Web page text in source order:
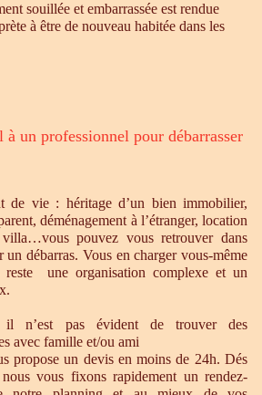
souillée et embarrassée est rendue
à être de nouveau habitée dans les
un professionnel pour débarrasser
de vie : héritage d’un bien immobilier,
déménagement à l’étranger, location
pouvez vous retrouver dans
un débarras. Vous en charger vous-même
reste une organisation complexe et un
n’est pas évident de trouver des
avec famille et/ou ami
propose un devis en moins de 24h. Dés
vous fixons rapidement un rendez-